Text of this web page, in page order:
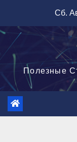
содержимому
Сб.
Полезные